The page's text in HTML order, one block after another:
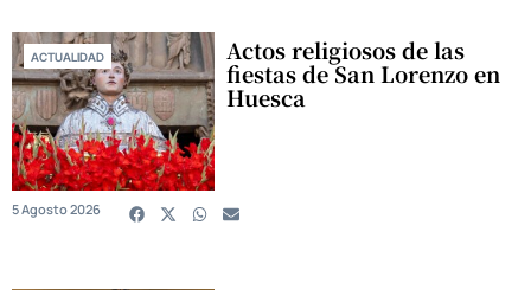
ACTUALIDAD Actos religiosos de las
fiestas de San Lorenzo en
Huesca
5 Agosto 2026